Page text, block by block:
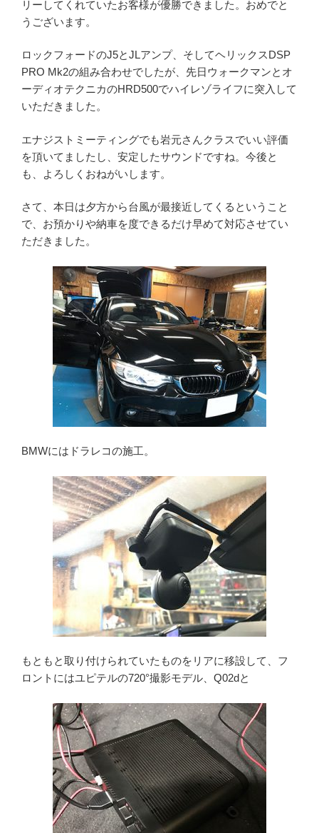
リーしてくれていたお客様が優勝できました。おめでと
うございます。
ロックフォードのJ5とJLアンプ、そしてヘリックスDSP
PRO Mk2の組み合わせでしたが、先日ウォークマンとオ
ーディオテクニカのHRD500でハイレゾライフに突入して
いただきました。
エナジストミーティングでも岩元さんクラスでいい評価
を頂いてましたし、安定したサウンドですね。今後と
も、よろしくおねがいします。
さて、本日は夕方から台風が最接近してくるということ
で、お預かりや納車を度できるだけ早めて対応させてい
ただきました。
BMWにはドラレコの施工。
もともと取り付けられていたものをリアに移設して、フ
ロントにはユピテルの720°撮影モデル、Q02dと